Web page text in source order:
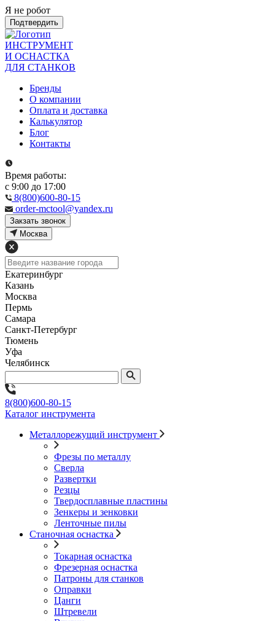
Я не робот
Подтвердить
ИНСТРУМЕНТ
И ОСНАСТКА
ДЛЯ СТАНКОВ
Бренды
О компании
Оплата и доставка
Калькулятор
Блог
Контакты
Время работы:
с 9:00 до 17:00
8(800)600-80-15
order-mctool@yandex.ru
Закзать звонок
Москва
Екатеринбург
Казань
Москва
Пермь
Самара
Санкт-Петербург
Тюмень
Уфа
Челябинск
8(800)600-80-15
Каталог инструмента
Металлорежущий инструмент
Фрезы по металлу
Сверла
Развертки
Резцы
Твердосплавные пластины
Зенкеры и зенковки
Ленточные пилы
Станочная оснастка
Токарная оснастка
Фрезерная оснастка
Патроны для станков
Оправки
Цанги
Штревели